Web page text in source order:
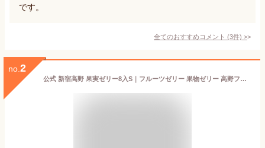
です。
全てのおすすめコメント (3件) >
no. 2
公式 新宿高野 果実ゼリー8入S｜フルーツゼリー 果物ゼリー 高野フルーツ 果物 おしゃれ ギフト 高級 お祝い 内祝い お返し プレゼント お礼 スイーツ くだもの 詰め合わせ セット 手土産 お中元 御中元 夏ギフト ご褒美 自分用